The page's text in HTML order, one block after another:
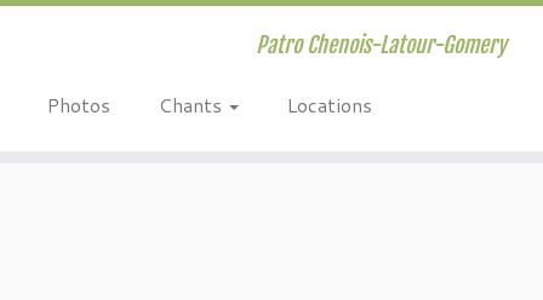
Patro Chenois-Latour-Gomery
Photos Chants Locations